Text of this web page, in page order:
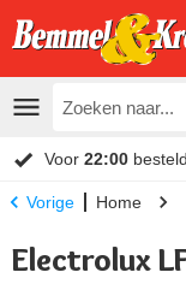
Voor 22:00
Vorige Home
Electrolux